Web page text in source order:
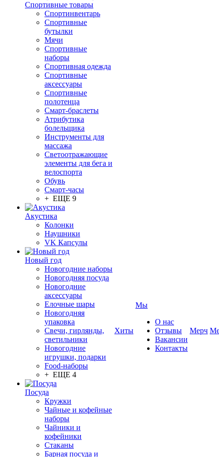
Спортивные товары
Спортинвентарь
Спортивные
бутылки
Мячи
Спортивные
наборы
Спортивная одежда
Спортивные
аксессуары
Спортивные
полотенца
Смарт-браслеты
Атрибутика
болельщика
Инструменты для
массажа
Светоотражающие
элементы для бега и
велоспорта
Обувь
Смарт-часы
+ ЕЩЕ 9
Акустика
Колонки
Наушники
VK Капсулы
Новый год
Новогодние наборы
Новогодняя посуда
Новогодние
аксессуары
Елочные шары
Новогодняя
упаковка
Свечи, гирлянды,
светильники
Новогодние
игрушки, подарки
Food-наборы
+ ЕЩЕ 4
Посуда
Кружки
Чайные и кофейные
наборы
Чайники и
кофейники
Стаканы
Барная посуда и
Хиты
Мы
О нас
Отзывы
Вакансии
Контакты
Мерч